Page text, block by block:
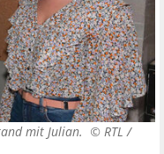
mit Julian. © RTL /